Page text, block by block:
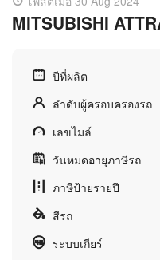
MITSUBISHI
ปีที่ผลิต
ลำดับผู้ครอบครองรถ
เลขไมล์
วันหมดอายุภาษีรถ
ภาษีป้ายรายปี
สีรถ
ระบบเกียร์